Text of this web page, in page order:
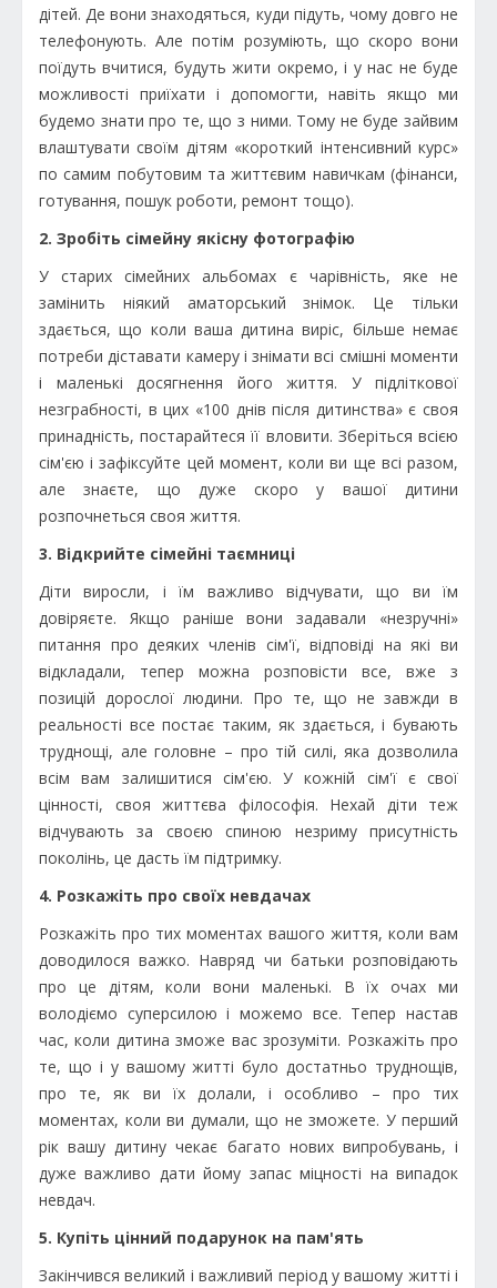
дітей. Де вони знаходяться, куди підуть, чому довго не
телефонують. Але потім розуміють, що скоро вони
поїдуть вчитися, будуть жити окремо, і у нас не буде
можливості приїхати і допомогти, навіть якщо ми
будемо знати про те, що з ними. Тому не буде зайвим
влаштувати своїм дітям «короткий інтенсивний курс»
по самим побутовим та життєвим навичкам (фінанси,
готування, пошук роботи, ремонт тощо).
2. Зробіть сімейну якісну фотографію
У старих сімейних альбомах є чарівність, яке не
замінить ніякий аматорський знімок. Це тільки
здається, що коли ваша дитина виріс, більше немає
потреби діставати камеру і знімати всі смішні моменти
і маленькі досягнення його життя. У підліткової
незграбності, в цих «100 днів після дитинства» є своя
принадність, постарайтеся її вловити. Зберіться всією
сім'єю і зафіксуйте цей момент, коли ви ще всі разом,
але знаєте, що дуже скоро у вашої дитини
розпочнеться своя життя.
3. Відкрийте сімейні таємниці
Діти виросли, і їм важливо відчувати, що ви їм
довіряєте. Якщо раніше вони задавали «незручні»
питання про деяких членів сім'ї, відповіді на які ви
відкладали, тепер можна розповісти все, вже з
позицій дорослої людини. Про те, що не завжди в
реальності все постає таким, як здається, і бувають
труднощі, але головне – про тій силі, яка дозволила
всім вам залишитися сім'єю. У кожній сім'ї є свої
цінності, своя життєва філософія. Нехай діти теж
відчувають за своєю спиною незриму присутність
поколінь, це дасть їм підтримку.
4. Розкажіть про своїх невдачах
Розкажіть про тих моментах вашого життя, коли вам
доводилося важко. Навряд чи батьки розповідають
про це дітям, коли вони маленькі. В їх очах ми
володіємо суперсилою і можемо все. Тепер настав
час, коли дитина зможе вас зрозуміти. Розкажіть про
те, що і у вашому житті було достатньо труднощів,
про те, як ви їх долали, і особливо – про тих
моментах, коли ви думали, що не зможете. У перший
рік вашу дитину чекає багато нових випробувань, і
дуже важливо дати йому запас міцності на випадок
невдач.
5. Купіть цінний подарунок на пам'ять
Закінчився великий і важливий період у вашому житті і